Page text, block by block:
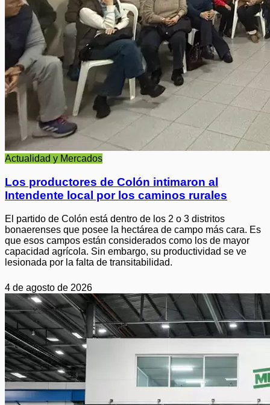
Actualidad y Mercados
Los productores de Colón intimaron al
Intendente local por los caminos rurales
El partido de Colón está dentro de los 2 o 3 distritos
bonaerenses que posee la hectárea de campo más cara. Es
que esos campos están considerados como los de mayor
capacidad agrícola. Sin embargo, su productividad se ve
lesionada por la falta de transitabilidad.
4 de agosto de 2026